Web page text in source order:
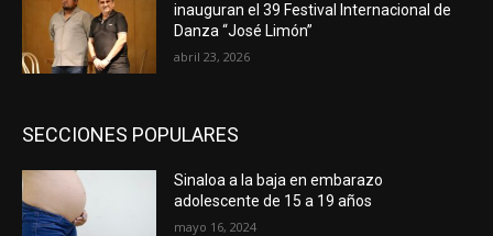
inauguran el 39 Festival Internacional de
Danza “José Limón”
abril 23, 2026
SECCIONES POPULARES
Sinaloa a la baja en embarazo
adolescente de 15 a 19 años
mayo 16, 2024